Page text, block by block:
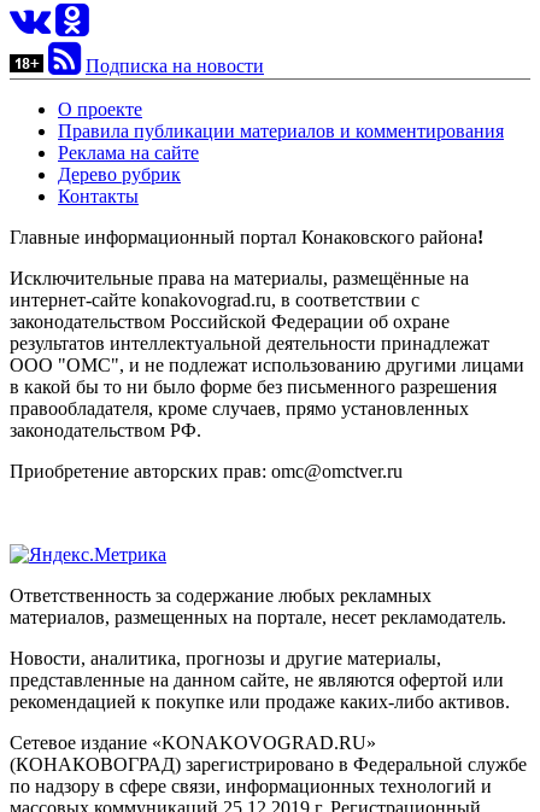
Подписка на новости
О проекте
Правила публикации материалов и комментирования
Реклама на сайте
Дерево рубрик
Контакты
Главные информационный портал Конаковского района!
Исключительные права на материалы, размещённые на
интернет-сайте konakovograd.ru, в соответствии с
законодательством Российской Федерации об охране
результатов интеллектуальной деятельности принадлежат
ООО "ОМС", и не подлежат использованию другими лицами
в какой бы то ни было форме без письменного разрешения
правообладателя, кроме случаев, прямо установленных
законодательством РФ.
Приобретение авторских прав: omc@omctver.ru
Ответственность за содержание любых рекламных
материалов, размещенных на портале, несет рекламодатель.
Новости, аналитика, прогнозы и другие материалы,
представленные на данном сайте, не являются офертой или
рекомендацией к покупке или продаже каких-либо активов.
Сетевое издание «KONAKOVOGRAD.RU»
(КОНАКОВОГРАД) зарегистрировано в Федеральной службе
по надзору в сфере связи, информационных технологий и
массовых коммуникаций 25.12.2019 г. Регистрационный